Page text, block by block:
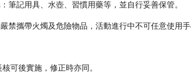
筆記用具、水壺、習慣用藥等，並自行妥善保管。
禁攜帶火燭及危險物品，活動進行中不可任意使用手
可後實施，修正時亦同。